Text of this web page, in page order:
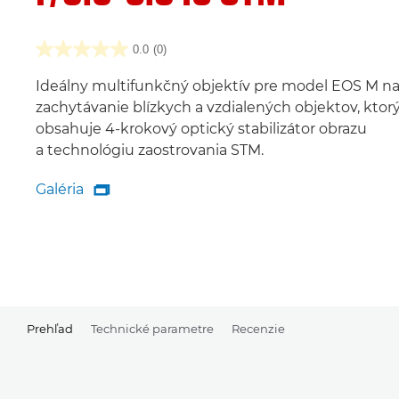
0.0 (0)
Ideálny multifunkčný objektív pre model EOS M na
zachytávanie blízkych a vzdialených objektov,
obsahuje 4-krokový optický stabilizátor obrazu
a technológiu zaostrovania STM.
Galéria
Galéria

Prehľad Technické parametre Recenzie